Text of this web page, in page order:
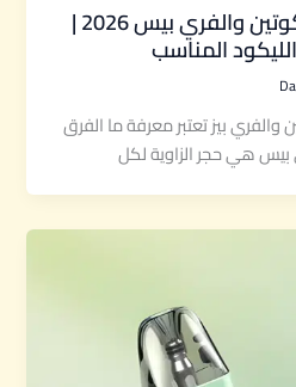
الفرق بين السولت نيكوتين والفري بيس 2026 |
المناسب
والفري بيز تعتبر معرفة ما الفرق
بيس هي حجر الزاوية لكل